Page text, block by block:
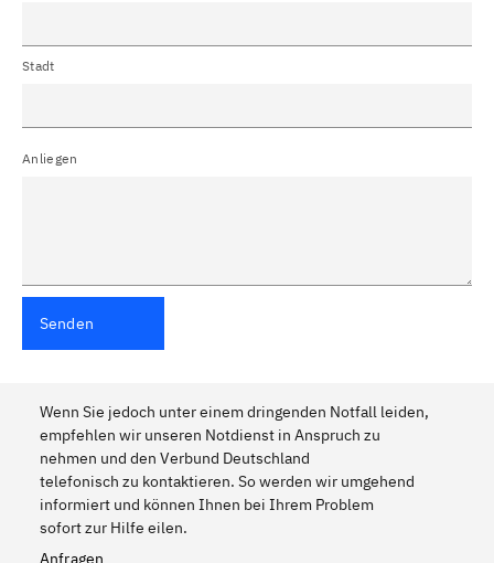
Stadt
Anliegen
Senden
Wenn Sie jedoch unter einem dringenden Notfall leiden,
empfehlen wir unseren Notdienst in Anspruch zu
nehmen und den Verbund Deutschland
telefonisch zu kontaktieren. So werden wir umgehend
informiert und können Ihnen bei Ihrem Problem
sofort zur Hilfe eilen.
Anfragen